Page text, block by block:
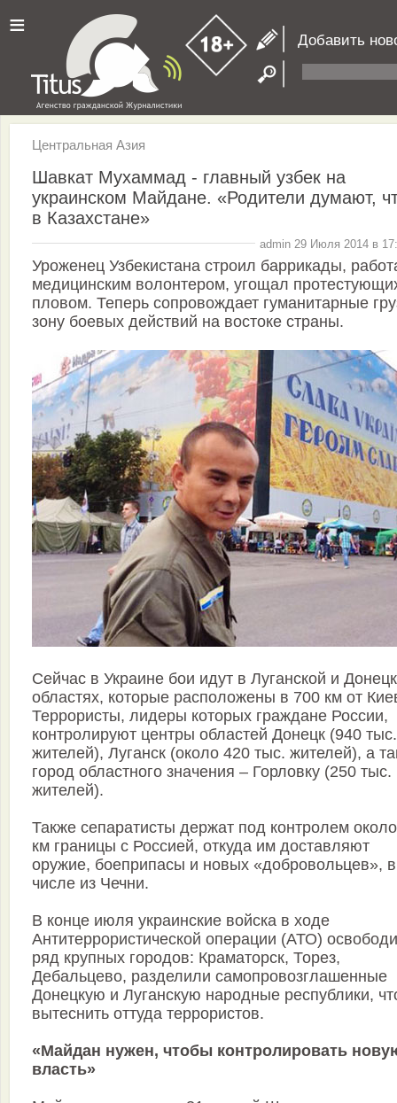
≡ Добавить
Центральная Азия
Шавкат Мухаммад - главный узбек на
украинском Майдане. «Родители думают,
в Казахстане»
admin 29 Июля 2014 в
Уроженец Узбекистана строил баррикады,
медицинским волонтером, угощал
пловом. Теперь сопровождает гуманитарные
зону боевых действий на востоке страны.
Сейчас в Украине бои идут в Луганской и
областях, которые расположены в 700 км от
Террористы, лидеры которых граждане России,
контролируют центры областей Донецк (940 тыс.
жителей), Луганск (около 420 тыс. жителей), а
город областного значения – Горловку (250 тыс.
жителей).
Также сепаратисты держат под контролем
км границы с Россией, откуда им доставляют
оружие, боеприпасы и новых «добровольцев»,
числе из Чечни.
В конце июля украинские войска в ходе
Антитеррористической операции (АТО)
ряд крупных городов: Краматорск, Торез,
Дебальцево, разделили самопровозглашенные
Донецкую и Луганскую народные республики,
вытеснить оттуда террористов.
«Майдан нужен, чтобы контролировать
власть»